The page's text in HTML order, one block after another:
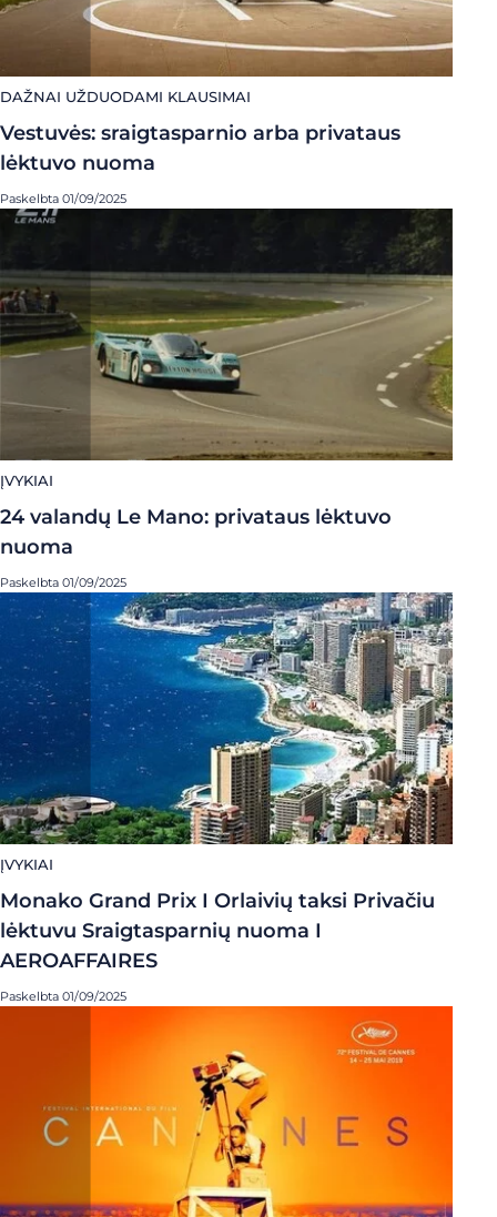
DAŽNAI UŽDUODAMI KLAUSIMAI
Vestuvės: sraigtasparnio arba privataus
lėktuvo nuoma
Paskelbta 01/09/2025
ĮVYKIAI
24 valandų Le Mano: privataus lėktuvo
nuoma
Paskelbta 01/09/2025
ĮVYKIAI
Monako Grand Prix I Orlaivių taksi Privačiu
lėktuvu Sraigtasparnių nuoma I
AEROAFFAIRES
Paskelbta 01/09/2025